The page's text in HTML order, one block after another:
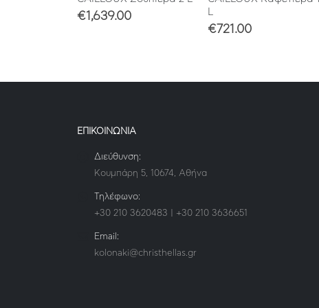
€1,639.00
€721.00
ΕΠΙΚΟΙΝΩΝΙΑ
Διεύθυνση:
Κουμπάρη 5, 10674, Αθήνα
Τηλέφωνο:
+30 210 3620483 | +30 210 3636651
Email:
kolonaki@christhellas.gr